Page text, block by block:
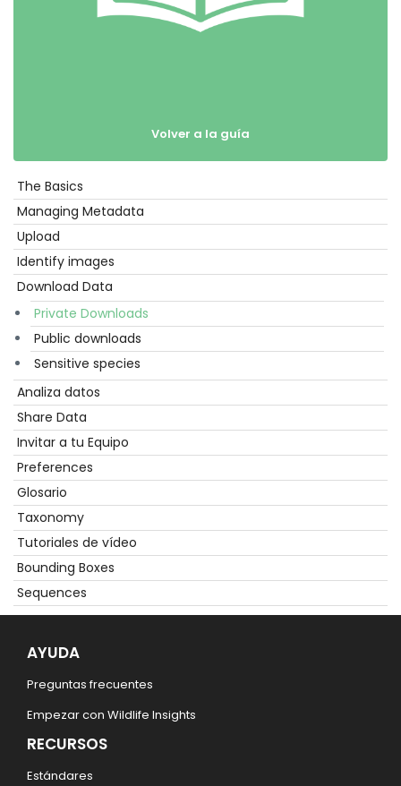
Volver a la guía
Empezar
The Basics
Managing Metadata
Upload
Identify images
Download Data
Private Downloads
Public downloads
Sensitive species
Analiza datos
Share Data
Invitar a tu Equipo
Preferences
Glosario
Taxonomy
Tutoriales de vídeo
Bounding Boxes
Sequences
AYUDA
Preguntas frecuentes
Empezar con Wildlife Insights
RECURSOS
Estándares